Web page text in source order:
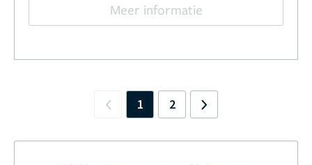
Meer informatie
Previous
1 2 Next